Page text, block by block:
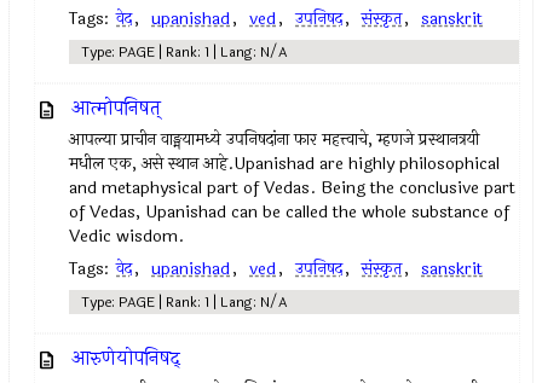
Tags: वेद, upanishad, ved, उपनिषद‌, संस्कृत, sanskrit
Type: PAGE | Rank: 1 | Lang: N/A
आत्मोपनिषत्
आपल्या प्राचीन वाङ्मयामध्ये उपनिषदांना फार महत्त्वाचे, म्हणजे प्रस्थानत्रयी
मधील एक, असे स्थान आहे.Upanishad are highly philosophical
and metaphysical part of Vedas. Being the conclusive part
of Vedas, Upanishad can be called the whole substance of
Vedic wisdom.
Tags: वेद, upanishad, ved, उपनिषद‌, संस्कृत, sanskrit
Type: PAGE | Rank: 1 | Lang: N/A
आरुणेयोपनिषद्